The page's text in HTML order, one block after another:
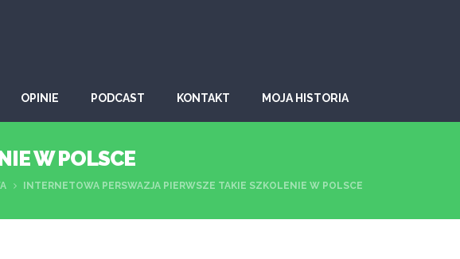
OPINIE PODCAST KONTAKT MOJA HISTORIA
W POLSCE
INTERNETOWA PERSWAZJA PIERWSZE TAKIE SZKOLENIE W POLSCE